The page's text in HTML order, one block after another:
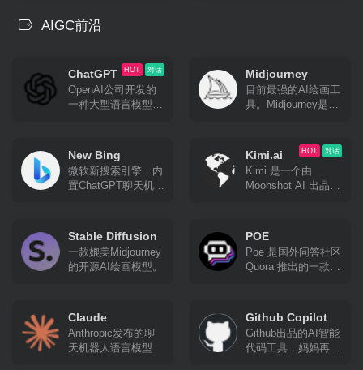
务。网易邮箱官方
所有邮箱，并可在手
机、Windows和Mac
上多端协同使用。
邮箱，多端同步重要
QQ、139、
Outlook、Gmail等邮
箱邮件。
AIGC前沿
对话
HOT
ChatGPT
OpenAI公司开发的
一种大型语言模型，
Midjourney
目前最强的AI绘画工
具。Midjourney是一
室开发之人工智能程
序，可根据文本生成
图像。
New Bing
微软新搜索引擎，内
置ChatGPT聊天机器
对话
HOT
Kimi.ai
Kimi 是一个由
Moonshot AI 出品的
取和处理大量信息。
它利用大模型支持的
长上下文窗口来提供
高质量的搜索结果，
Stable Diffusion
一款媲美Midjourney
的开源AI绘画模型。
POE
Poe 是国外问答社区
Quora 推出的一款整
免翻使用多种聊天机
器人。GPT-4 和
Claude+每天有免费
额度。
Claude
Anthropic发布的聊
天机器人语言模型
Github Copilot
Github出品的AI智能
代码工具，妈妈再也